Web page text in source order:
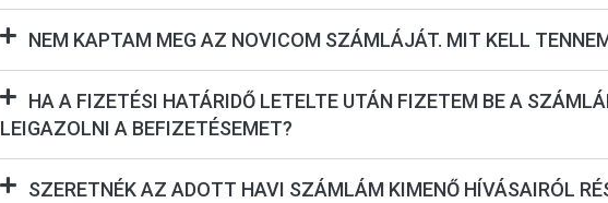
NEM KAPTAM MEG AZ NOVICOM SZÁMLÁJÁT. MIT KELL
HA A FIZETÉSI HATÁRIDŐ LETELTE UTÁN FIZETEM BE A
LEIGAZOLNI A BEFIZETÉSEMET?
SZERETNÉK AZ ADOTT HAVI SZÁMLÁM KIMENŐ HÍVÁSAIRÓL